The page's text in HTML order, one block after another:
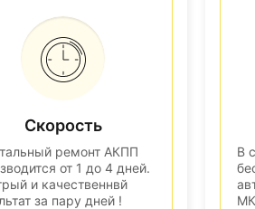
Скорость
ремонт АКПП
от 1 до 4 дней.
и качественнвй
за пару дней !
В